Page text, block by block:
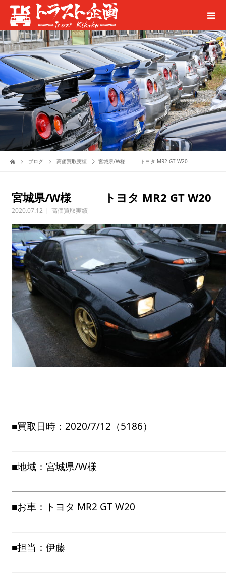
ブログ 高価買取実績 宮城県/W様 トヨタ MR2 GT W20
宮城県/W様 トヨタ MR2 GT W20
2020.07.12 高価買取実績
■買取日時：2020/7/12（5186）
■地域：宮城県/W様
■お車：トヨタ MR2 GT W20
■担当：伊藤